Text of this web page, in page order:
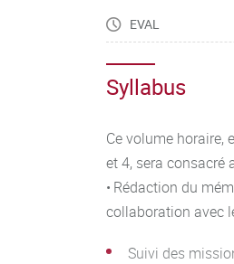
EVAL
Syllabus
Ce volume horaire,
et 4, sera consacré
• Rédaction du
collaboration avec
Suivi des